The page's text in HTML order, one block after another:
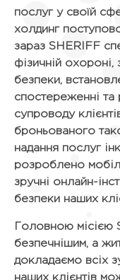
послуг у своїй
холдинг
зараз SHERIFF
фізичній
безпеки,
спостереженні та
супроводу
броньованого
надання послуг
розроблено
зручні онлайн-
безпеки наших
Головною місією
безпечнішим, а
докладаємо всіх
наших клієнтів